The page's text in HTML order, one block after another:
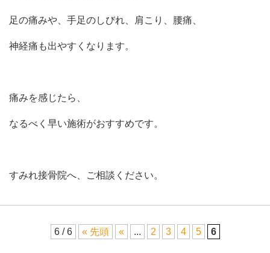
足の痛みや、手足のしびれ、肩こり、腰痛、
神経痛も出やすくなります。
痛みを感じたら、
なるべく早い施術がおすすめです。
すみれ接骨院へ、ご相談ください。
6 / 6 « 先頭 « ... 2 3 4 5 6